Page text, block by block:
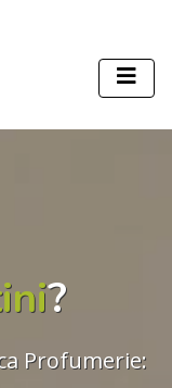
?
Profumerie: